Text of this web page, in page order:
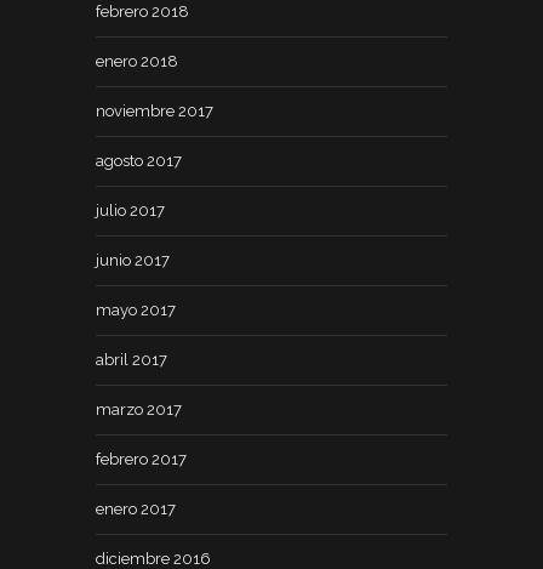
febrero 2018
enero 2018
noviembre 2017
agosto 2017
julio 2017
junio 2017
mayo 2017
abril 2017
marzo 2017
febrero 2017
enero 2017
diciembre 2016